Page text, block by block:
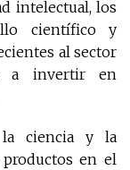
intelectual, los
científico y
al sector
a invertir en
ciencia y la
en el